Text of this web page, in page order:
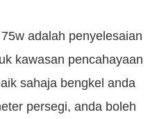
adalah penyelesaian
kawasan pencahayaan
sahaja bengkel anda
persegi, anda boleh